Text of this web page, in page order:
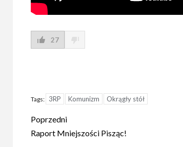
27
Tags: 3RP Komunizm Okrągły stół
Post
navigation
Poprzedni
Raport Mniejszości Pisząc!